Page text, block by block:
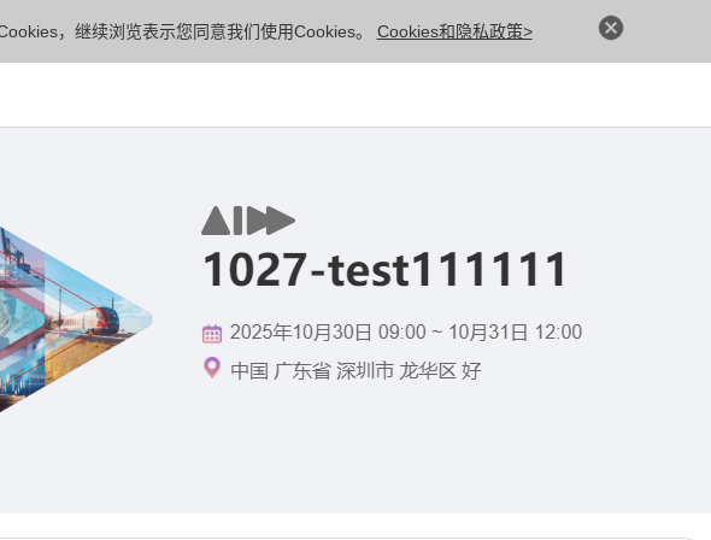
，继续浏览表示您同意我们使用Cookies。 Cookies和隐私政策>